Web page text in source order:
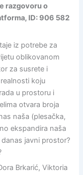
razgovoru o
ID: 906 582
iz potrebe za
oblikovanom
za susrete i
koju
u prostoru i
otvara broja
naša (plesačka,
ekspandira naša
javni prostor?
Brkarić, Viktoria